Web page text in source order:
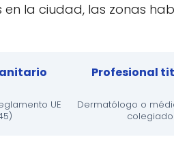
la ciudad, las zonas
UE
Profesional
Dermatólogo o
colegiado